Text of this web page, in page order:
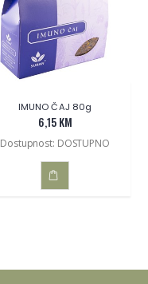
IMUNO ČAJ 80g
6,15 KM
Dostupnost: DOSTUPNO